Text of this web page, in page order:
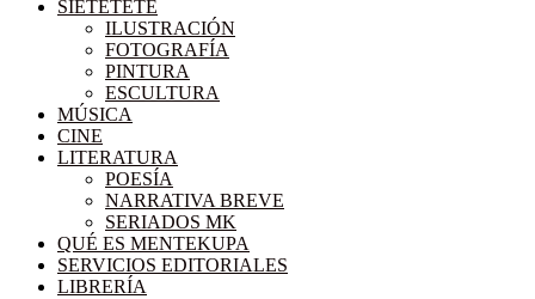
SIETETETÉ
ILUSTRACIÓN
FOTOGRAFÍA
PINTURA
ESCULTURA
MÚSICA
CINE
LITERATURA
POESÍA
NARRATIVA BREVE
SERIADOS MK
QUÉ ES MENTEKUPA
SERVICIOS EDITORIALES
LIBRERÍA